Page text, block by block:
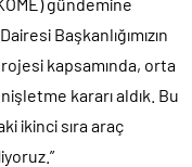
Başkanlığımızın
kapsamında, orta
kararı aldık. Bu
ikinci sıra araç